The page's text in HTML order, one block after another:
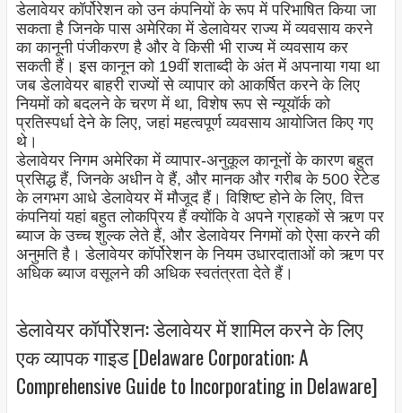
डेलावेयर कॉर्पोरेशन को उन कंपनियों के रूप में परिभाषित किया जा
सकता है जिनके पास अमेरिका में डेलावेयर राज्य में व्यवसाय करने
का कानूनी पंजीकरण है और वे किसी भी राज्य में व्यवसाय कर
सकती हैं। इस कानून को 19वीं शताब्दी के अंत में अपनाया गया था
जब डेलावेयर बाहरी राज्यों से व्यापार को आकर्षित करने के लिए
नियमों को बदलने के चरण में था, विशेष रूप से न्यूयॉर्क को
प्रतिस्पर्धा देने के लिए, जहां महत्वपूर्ण व्यवसाय आयोजित किए गए
थे।
डेलावेयर निगम अमेरिका में व्यापार-अनुकूल कानूनों के कारण बहुत
प्रसिद्ध हैं, जिनके अधीन वे हैं, और मानक और गरीब के 500 रेटेड
के लगभग आधे डेलावेयर में मौजूद हैं। विशिष्ट होने के लिए, वित्त
कंपनियां यहां बहुत लोकप्रिय हैं क्योंकि वे अपने ग्राहकों से ऋण पर
ब्याज के उच्च शुल्क लेते हैं, और डेलावेयर निगमों को ऐसा करने की
अनुमति है। डेलावेयर कॉर्पोरेशन के नियम उधारदाताओं को ऋण पर
अधिक ब्याज वसूलने की अधिक स्वतंत्रता देते हैं।
डेलावेयर कॉर्पोरेशन: डेलावेयर में शामिल करने के लिए
एक व्यापक गाइड [Delaware Corporation: A
Comprehensive Guide to Incorporating in Delaware]